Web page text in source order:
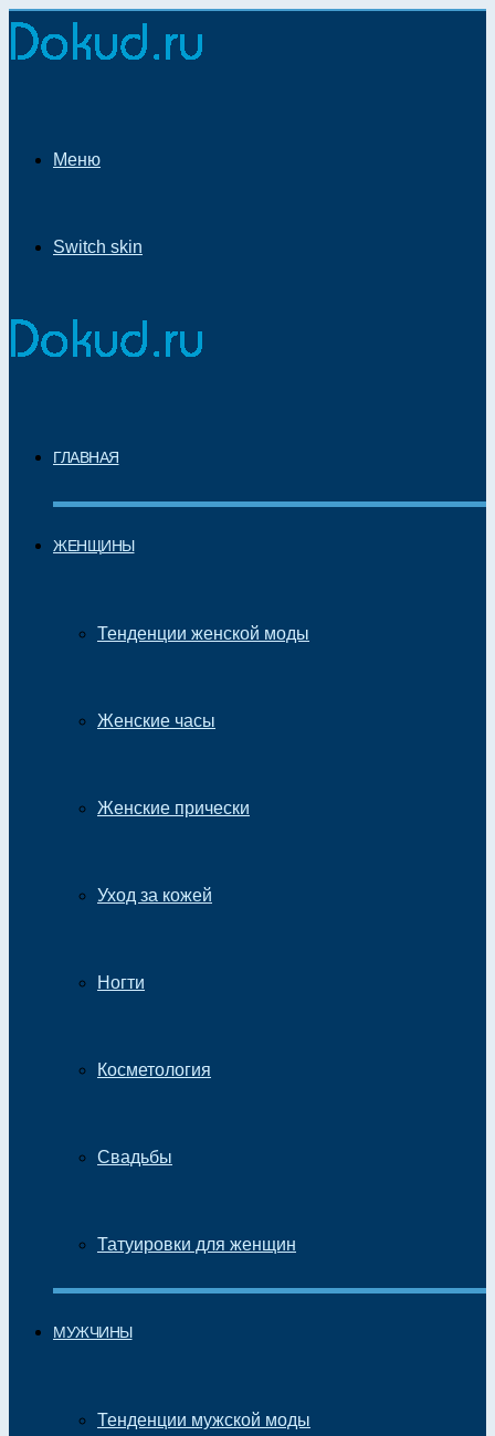
Меню
Switch skin
ГЛАВНАЯ
ЖЕНЩИНЫ
Тенденции женской моды
Женские часы
Женские прически
Уход за кожей
Ногти
Косметология
Свадьбы
Татуировки для женщин
МУЖЧИНЫ
Тенденции мужской моды